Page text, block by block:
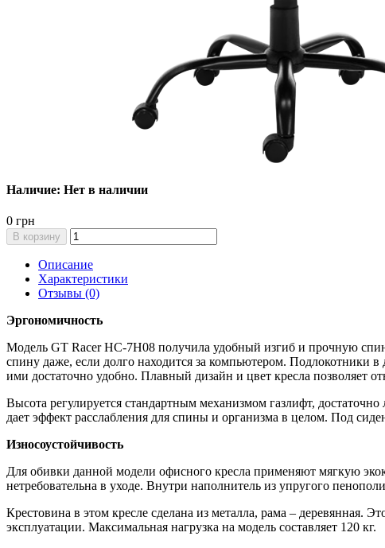
Наличие: Нет в наличии
0 грн
В корзину
Описание
Характеристики
Отзывы (0)
Эргономичность
Модель GT Racer HC-7H08 получила удобный изгиб и прочную
спину даже, если долго находится за компьютером. Подлокотники
ими достаточно удобно. Плавный дизайн и цвет кресла позволяет
Высота регулируется стандартным механизмом газлифт,
дает эффект расслабления для спины и организма в целом. Под
Износоустойчивость
Для обивки данной модели офисного кресла применяют мягкую
нетребовательна в уходе. Внутри наполнитель из упругого
Крестовина в этом кресле сделана из металла, рама – деревянная.
эксплуатации. Максимальная нагрузка на модель составляет 120 кг.